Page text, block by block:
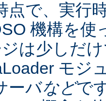
点で、実行
機構を使
は少しだ
モジ
ーバなどで